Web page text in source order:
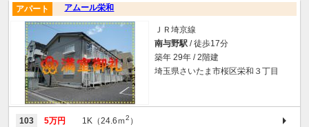
アムール栄和
アパート
ＪＲ埼京線
南与野駅 / 徒歩17分
築年 29年 / 2階建
埼玉県さいたま市桜区栄和３丁目
103 5万円 1K（24.6ｍ2 ）